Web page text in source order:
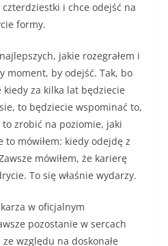
i chce odejść na
formy.
jakie rozegrałem i
moment, by odejść. Tak, bo
kiedy za kilka lat będziecie
to będziecie wspominać to,
to zrobić na poziomie, jaki
mówiłem: kiedy odejdę z
mówiłem, że karierę
To się właśnie wydarzy.
w oficjalnym
pozostanie w sercach
względu na doskonałe